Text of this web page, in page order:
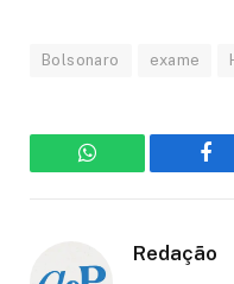
Bolsonaro exame
WhatsApp
Redação